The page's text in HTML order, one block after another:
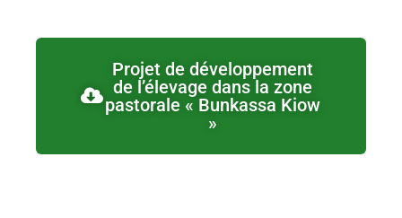
Projet de développement
de l’élevage dans la zone
pastorale « Bunkassa Kiow
»